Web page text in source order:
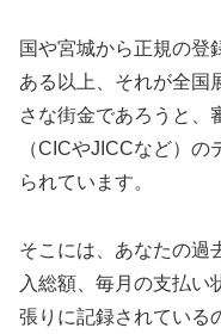
国や宮城から正規の登
ある以上、それが全国
さな街金であろうと、
（CICやJICCなど）
られています。
そこには、あなたの過
入総額、毎月の支払い
張りに記録されている